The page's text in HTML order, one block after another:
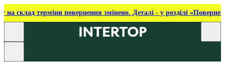
на склад терміни повернення змінено. Деталі - у розділі